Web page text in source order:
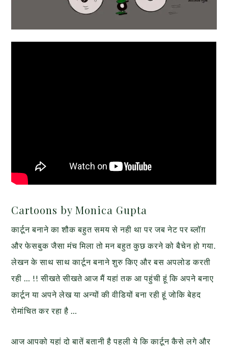
Cartoons by Monica Gupta
कार्टून बनाने का शौक बहुत समय से नही था पर जब नेट पर ब्लॉग़
और फेसबुक जैसा मंच मिला तो मन बहुत कुछ करने को बैचेन हो गया.
लेखन के साथ साथ कार्टून बनाने शुरु किए और बस अपलोड करती
रही … !! सीखते सीखते आज मैं यहां तक आ पहुंची हूं कि अपने बनाए
कार्टून या अपने लेख या अन्यों की वीडियों बना रही हूं जोकि बेहद
रोमांचित कर रहा है …
आज आपको यहां दो बातें बतानी है पहली ये कि कार्टून कैसे लगे और